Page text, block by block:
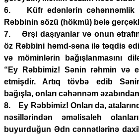
6. Küfr edənlərin cəhənnəmlik
Rəbbinin sözü (hökmü) belə
7. Ərşi daşıyanlar və onun
öz Rəbbini həmd-səna ilə təqdis
və möminlərin bağışlanmasını
“Ey Rəbbimiz! Sənin rəhmin və
etmişdir. Artıq tövbə edib
bağışla, onları cəhənnəm
8. Ey Rəbbimiz! Onları da,
nəsillərindən əməlisaleh
buyurduğun Ədn cənnətlərinə